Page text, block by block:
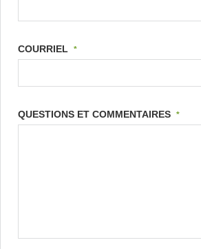
COURRIEL *
QUESTIONS ET COMMENTAIRES *